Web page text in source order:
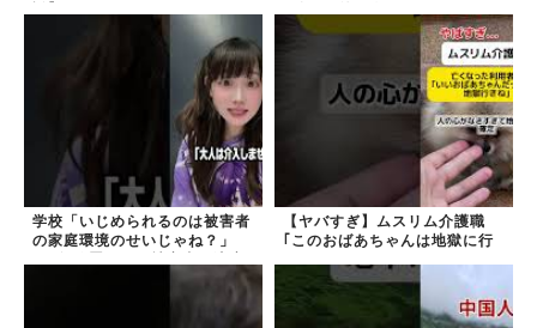
学校「いじめられるのは被害者
の家庭環境のせいじゃね？」
【ヤバすぎ】ムスリム介護職
｢このおばあちゃんは地獄に行